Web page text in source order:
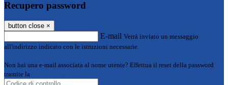
Recupero password
button close ×
E-mail Verrà inviato un messaggio
all'indirizzo indicato con le istruzioni necessarie.
Non hai una e-mail associata al nome utente? Effettua il reset della password
tramite la